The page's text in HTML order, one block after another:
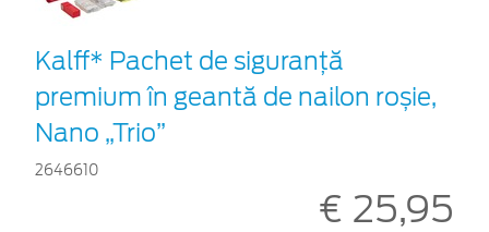
Kalff* Pachet de siguranţă
premium în geantă de nailon roșie,
Nano „Trio”
2646610
€ 25,95